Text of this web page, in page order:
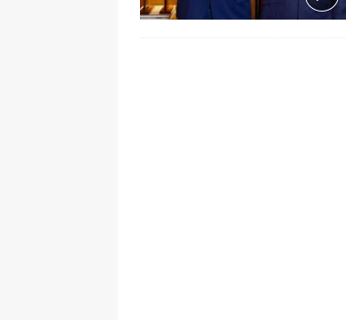
[ 5 de agosto de 2026 ]